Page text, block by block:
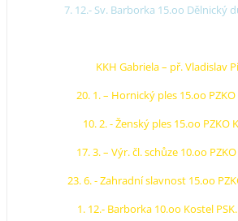
7. 12.- Sv. Barborka 15.oo Dělnický
KKH Gabriela – př. Vladislav
20. 1. – Hornický ples 15.oo
10. 2. - Ženský ples 15.oo PZKO
17. 3. – Výr. čl. schůze 10.oo
23. 6. - Zahradní slavnost 15.oo
1. 12.- Barborka 10.oo Kostel